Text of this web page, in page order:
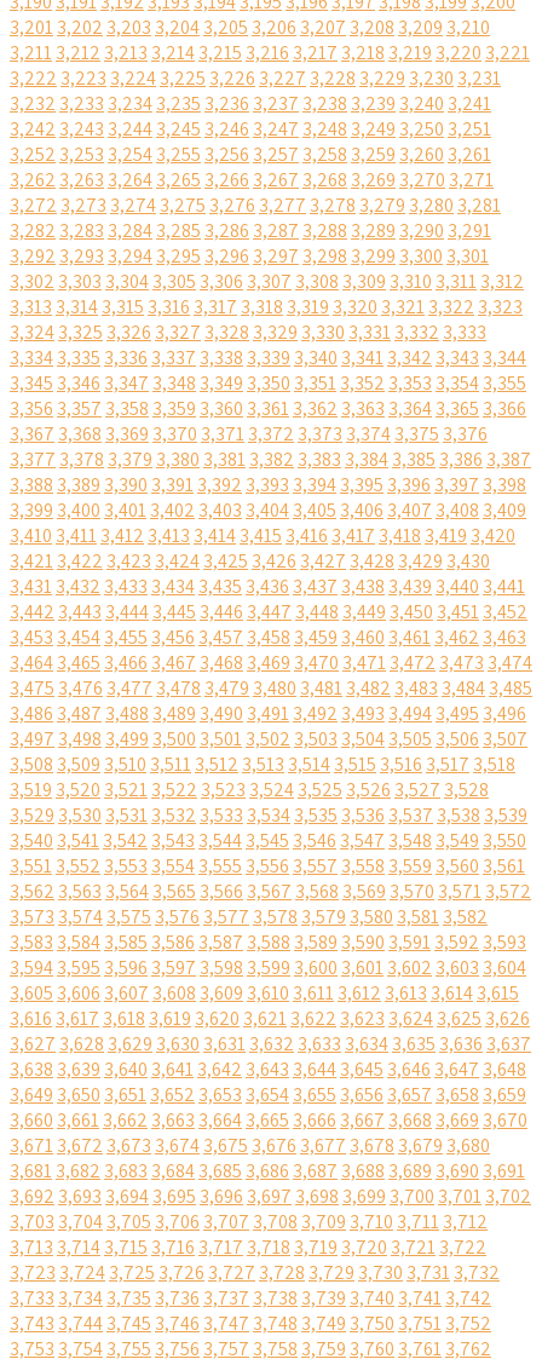
3,2013,202 3,203 3,2043,205 3,206 3,207 3,208 3,209 3,210
3,2113,212 3,213 3,2143,215 3,216 3,217 3,218 3,219 3,220 3,221
3,222 3,223 3,2243,225 3,226 3,227 3,228 3,229 3,230 3,231
3,232 3,233 3,2343,235 3,236 3,237 3,238 3,239 3,240 3,241
3,242 3,243 3,2443,245 3,246 3,247 3,248 3,249 3,250 3,251
3,252 3,253 3,2543,255 3,256 3,257 3,258 3,259 3,260 3,261
3,262 3,263 3,2643,265 3,266 3,267 3,268 3,269 3,270 3,271
3,272 3,273 3,2743,275 3,276 3,277 3,278 3,279 3,280 3,281
3,282 3,283 3,2843,285 3,286 3,287 3,288 3,289 3,290 3,291
3,292 3,293 3,2943,295 3,296 3,297 3,298 3,299 3,300 3,301
3,302 3,303 3,3043,305 3,306 3,307 3,308 3,309 3,310 3,3113,312
3,313 3,3143,315 3,316 3,317 3,318 3,319 3,320 3,3213,322 3,323
3,3243,325 3,326 3,327 3,328 3,329 3,330 3,3313,332 3,333
3,3343,335 3,336 3,337 3,338 3,339 3,340 3,3413,342 3,343 3,344
3,345 3,346 3,347 3,348 3,349 3,350 3,3513,352 3,353 3,3543,355
3,356 3,357 3,358 3,359 3,360 3,3613,362 3,363 3,3643,365 3,366
3,367 3,368 3,369 3,370 3,3713,372 3,373 3,3743,375 3,376
3,377 3,378 3,379 3,380 3,3813,382 3,383 3,3843,385 3,386 3,387
3,388 3,389 3,390 3,3913,392 3,393 3,3943,395 3,396 3,397 3,398
3,399 3,400 3,4013,402 3,403 3,4043,405 3,406 3,407 3,408 3,409
3,410 3,4113,412 3,413 3,4143,415 3,416 3,417 3,418 3,419 3,420
3,4213,422 3,423 3,4243,425 3,426 3,427 3,428 3,429 3,430
3,4313,432 3,433 3,4343,435 3,436 3,437 3,438 3,439 3,440 3,441
3,442 3,443 3,4443,445 3,446 3,447 3,448 3,449 3,450 3,4513,452
3,453 3,4543,455 3,456 3,457 3,458 3,459 3,460 3,4613,462 3,463
3,4643,465 3,466 3,467 3,468 3,469 3,470 3,4713,472 3,473 3,474
3,475 3,476 3,477 3,478 3,479 3,480 3,4813,482 3,483 3,4843,485
3,486 3,487 3,488 3,489 3,490 3,4913,492 3,493 3,4943,495 3,496
3,497 3,498 3,499 3,500 3,5013,502 3,503 3,5043,505 3,506 3,507
3,508 3,509 3,510 3,5113,512 3,513 3,5143,515 3,516 3,517 3,518
3,519 3,520 3,5213,522 3,523 3,5243,525 3,526 3,527 3,528
3,529 3,530 3,5313,532 3,533 3,5343,535 3,536 3,537 3,538 3,539
3,540 3,5413,542 3,543 3,5443,545 3,546 3,547 3,548 3,549 3,550
3,5513,552 3,553 3,5543,555 3,556 3,557 3,558 3,559 3,560 3,561
3,562 3,563 3,5643,565 3,566 3,567 3,568 3,569 3,570 3,5713,572
3,573 3,5743,575 3,576 3,577 3,578 3,579 3,580 3,5813,582
3,583 3,5843,585 3,586 3,587 3,588 3,589 3,590 3,5913,592 3,593
3,5943,595 3,596 3,597 3,598 3,599 3,600 3,6013,602 3,603 3,604
3,605 3,606 3,607 3,608 3,609 3,610 3,6113,612 3,613 3,6143,615
3,616 3,617 3,618 3,619 3,620 3,6213,622 3,623 3,6243,625 3,626
3,627 3,628 3,629 3,630 3,6313,632 3,633 3,6343,635 3,636 3,637
3,638 3,639 3,640 3,6413,642 3,643 3,6443,645 3,646 3,647 3,648
3,649 3,650 3,6513,652 3,653 3,6543,655 3,656 3,657 3,658 3,659
3,660 3,6613,662 3,663 3,6643,665 3,666 3,667 3,668 3,669 3,670
3,6713,672 3,673 3,6743,675 3,676 3,677 3,678 3,679 3,680
3,6813,682 3,683 3,6843,685 3,686 3,687 3,688 3,689 3,690 3,691
3,692 3,693 3,6943,695 3,696 3,697 3,698 3,699 3,700 3,7013,702
3,703 3,7043,705 3,706 3,707 3,708 3,709 3,710 3,7113,712
3,713 3,7143,715 3,716 3,717 3,718 3,719 3,720 3,7213,722
3,723 3,7243,725 3,726 3,727 3,728 3,729 3,730 3,7313,732
3,733 3,7343,735 3,736 3,737 3,738 3,739 3,740 3,7413,742
3,743 3,7443,745 3,746 3,747 3,748 3,749 3,750 3,7513,752
3,753 3,7543,755 3,756 3,757 3,758 3,759 3,760 3,7613,762